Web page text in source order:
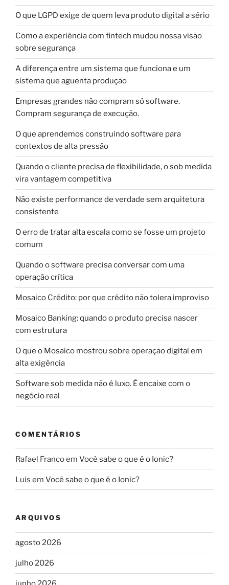
O que LGPD exige de quem leva produto digital a sério
Como a experiência com fintech mudou nossa visão
sobre segurança
A diferença entre um sistema que funciona e um
sistema que aguenta produção
Empresas grandes não compram só software.
Compram segurança de execução.
O que aprendemos construindo software para
contextos de alta pressão
Quando o cliente precisa de flexibilidade, o sob medida
vira vantagem competitiva
Não existe performance de verdade sem arquitetura
consistente
O erro de tratar alta escala como se fosse um projeto
comum
Quando o software precisa conversar com uma
operação crítica
Mosaico Crédito: por que crédito não tolera improviso
Mosaico Banking: quando o produto precisa nascer
com estrutura
O que o Mosaico mostrou sobre operação digital em
alta exigência
Software sob medida não é luxo. É encaixe com o
negócio real
COMENTÁRIOS
Rafael Francoem Você sabe o que é o Ionic?
Luis em Você sabe o que é o Ionic?
ARQUIVOS
agosto 2026
julho 2026